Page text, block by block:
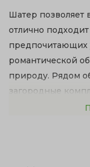
Шатер позволяет
отлично
предпочитающих
романтической
природу. Рядом
загородные